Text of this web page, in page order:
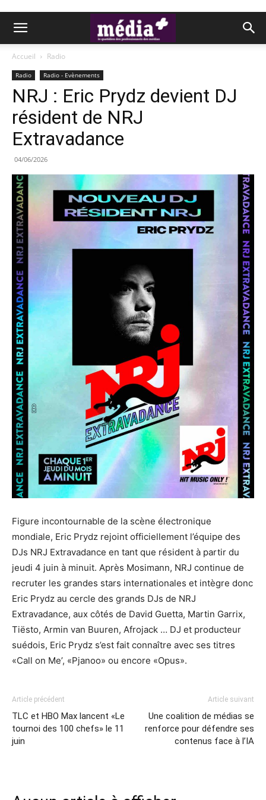
Accueil Radio
Radio Radio - Evènements
NRJ : Eric Prydz devient DJ
résident de NRJ
Extravadance
04/06/2026
Figure incontournable de la scène électronique
mondiale, Eric Prydz rejoint officiellement l’équipe des
DJs NRJ Extravadance en tant que résident à partir du
jeudi 4 juin à minuit. Après Mosimann, NRJ continue de
recruter les grandes stars internationales et intègre donc
Eric Prydz au cercle des grands DJs de NRJ
Extravadance, aux côtés de David Guetta, Martin Garrix,
Tiësto, Armin van Buuren, Afrojack … DJ et producteur
suédois, Eric Prydz s’est fait connaître avec ses titres
«Call on Me’, «Pjanoo» ou encore «Opus».
Article précédent
TLC et HBO Max lancent «Le
tournoi des 100 chefs» le 11
juin
Article suivant
Une coalition de médias se
renforce pour défendre ses
contenus face à l’IA